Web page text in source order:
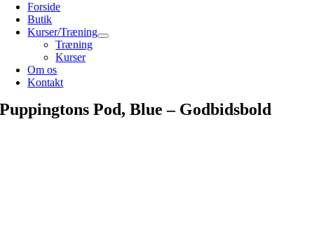
Forside
Butik
Kurser/Træning
Træning
Kurser
Om os
Kontakt
Puppingtons Pod, Blue – Godbidsbold